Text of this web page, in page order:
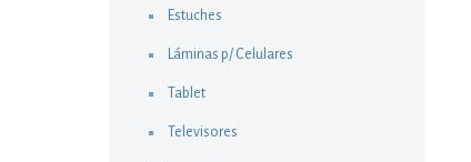
Estuches
Láminas p/ Celulares
Tablet
Televisores